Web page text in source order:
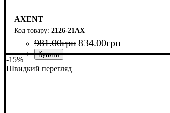
AXENT
2126-21АХ
981.00грн834.00грн
-15%
Швидкий перегляд